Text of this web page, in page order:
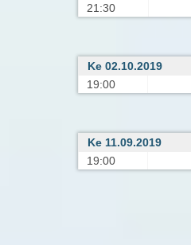
21:30
Ke 02.10.2019
19:00
Ke 11.09.2019
19:00